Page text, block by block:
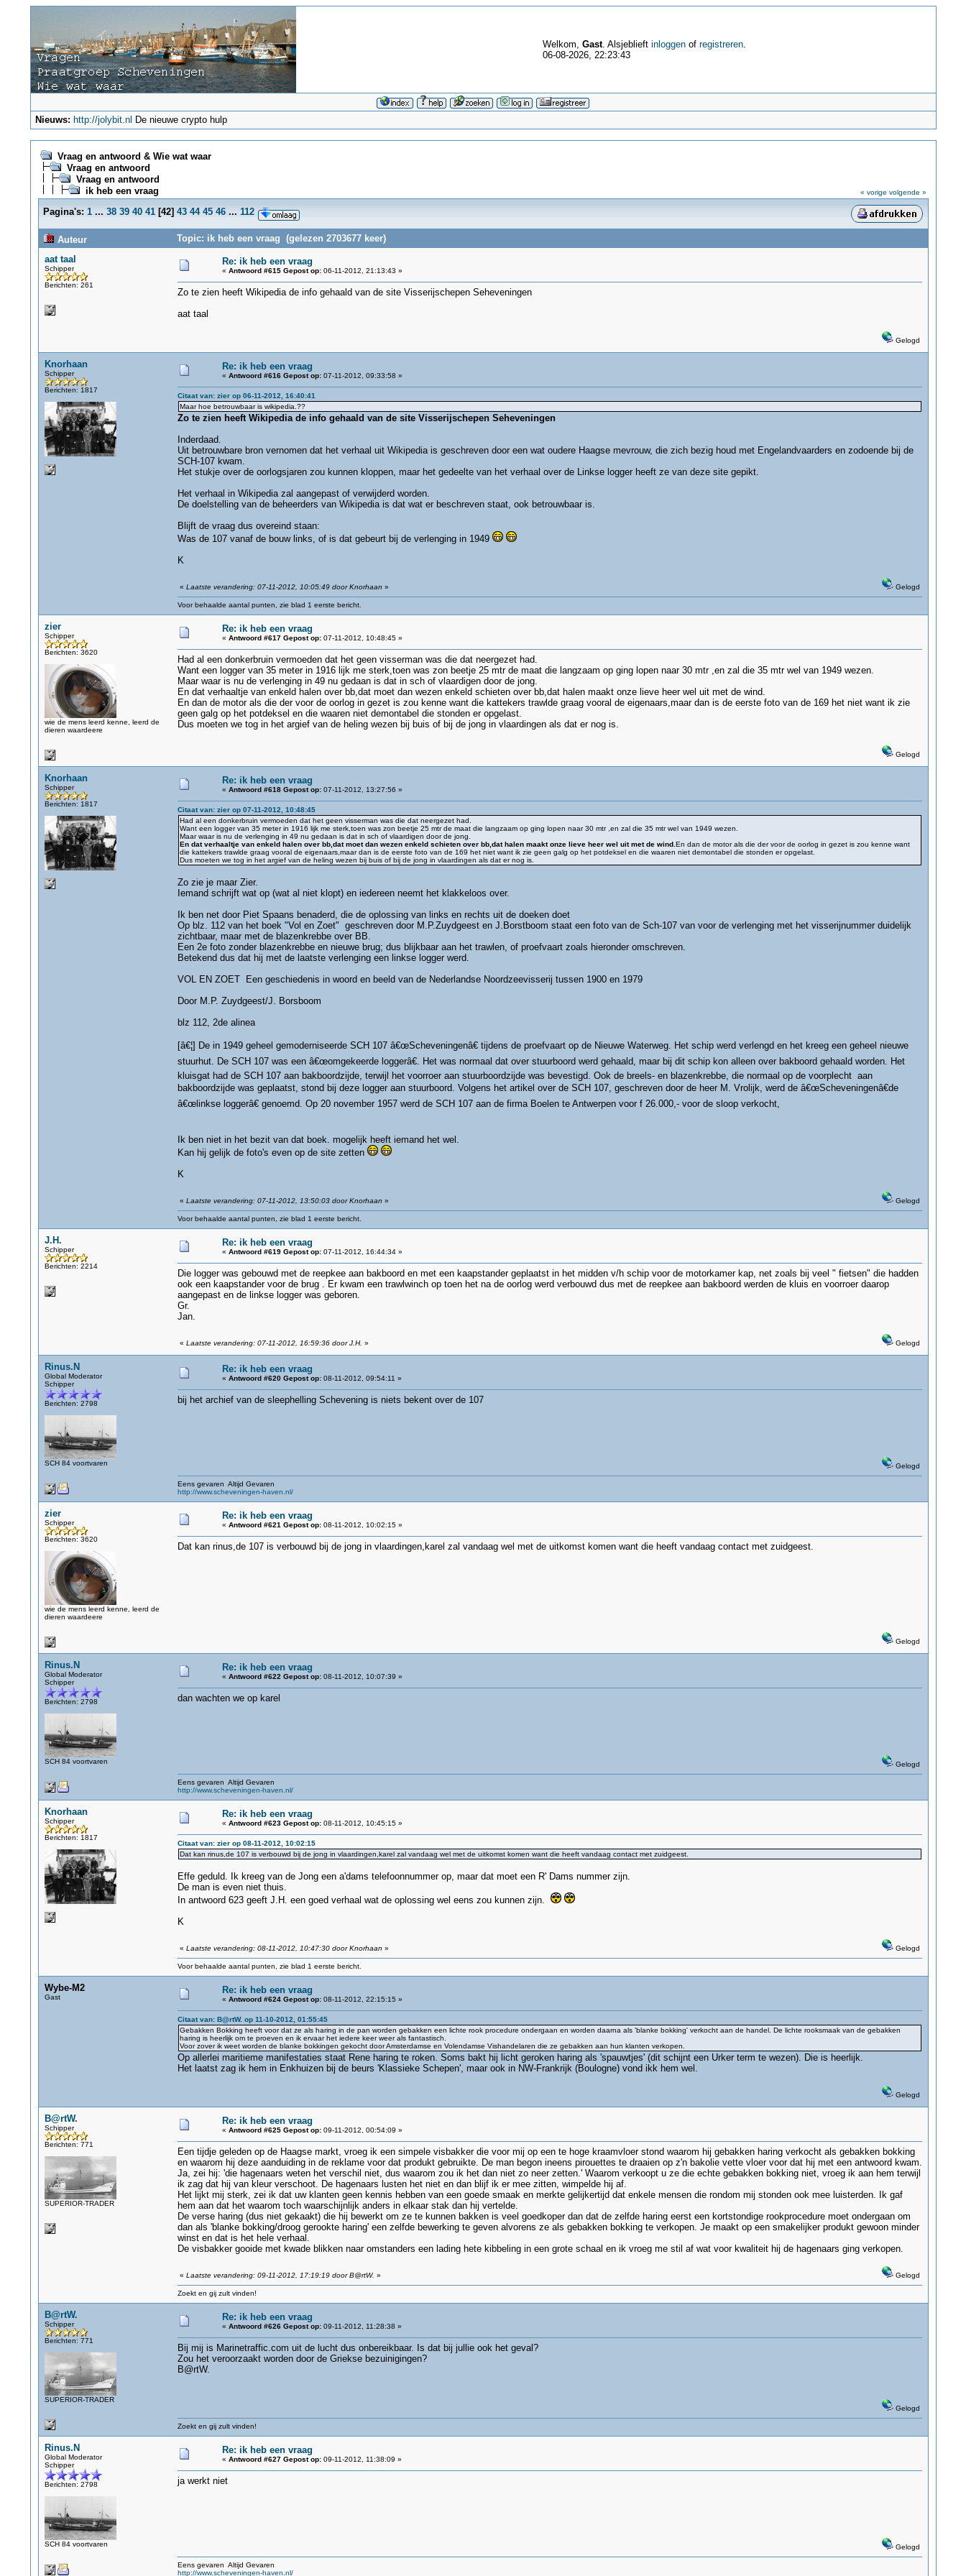
Welkom, Gast. Alsjeblieft inloggenof registreren.
06-08-2026, 22:23:43
Nieuws: http://jolybit.nl De nieuwe crypto hulp
Vraag en antwoord & Wie wat waar
Vraag en antwoord
Vraag en antwoord
ik heb een vraag
« vorige volgende »
Pagina's: 1 ... 38 39 40 41[42] 43 44 45 46 ... 112
Auteur
Topic: ik heb een vraag (gelezen 2703677 keer)
aat taal
Schipper
Berichten: 261
Re: ik heb een vraag
« Antwoord #615 Gepost op:06-11-2012, 21:13:43 »
Zo te zien heeft Wikipedia de info gehaald van de site Visserijschepen Seheveningen
aat taal
Gelogd
Knorhaan
Schipper
Berichten: 1817
Re: ik heb een vraag
« Antwoord #616 Gepost op:07-11-2012, 09:33:58 »
Citaat van: zier op 06-11-2012, 16:40:41
Maar hoe betrouwbaar is wikipedia.??
Zo te zien heeft Wikipedia de info gehaald van de site Visserijschepen Seheveningen
Inderdaad.
Uit betrouwbare bron vernomen dat het verhaal uit Wikipedia is geschreven door een wat oudere Haagse mevrouw, die zich bezig houd met Engelandvaarders en zodoende bij de
SCH-107 kwam.
Het stukje over de oorlogsjaren zou kunnen kloppen, maar het gedeelte van het verhaal over de Linkse logger heeft ze van deze site gepikt.
Het verhaal in Wikipedia zal aangepast of verwijderd worden.
De doelstelling van de beheerders van Wikipedia is dat wat er beschreven staat, ook betrouwbaar is.
Blijft de vraag dus overeind staan:
Was de 107 vanaf de bouw links, of is dat gebeurt bij de verlenging in 1949
K
« Laatste verandering: 07-11-2012, 10:05:49 door Knorhaan » Gelogd
Voor behaalde aantal punten, zie blad 1 eerste bericht.
zier
Schipper
Berichten: 3620
wie de mens leerd kenne, leerd de
dieren waardeere
Re: ik heb een vraag
« Antwoord #617 Gepost op:07-11-2012, 10:48:45 »
Had al een donkerbruin vermoeden dat het geen visserman was die dat neergezet had.
Want een logger van 35 meter in 1916 lijk me sterk,toen was zon beetje 25 mtr de maat die langzaam op ging lopen naar 30 mtr ,en zal die 35 mtr wel van 1949 wezen.
Maar waar is nu de verlenging in 49 nu gedaan is dat in sch of vlaardigen door de jong.
En dat verhaaltje van enkeld halen over bb,dat moet dan wezen enkeld schieten over bb,dat halen maakt onze lieve heer wel uit met de wind.
En dan de motor als die der voor de oorlog in gezet is zou kenne want die kattekers trawlde graag vooral de eigenaars,maar dan is de eerste foto van de 169 het niet want ik zie
geen galg op het potdeksel en die waaren niet demontabel die stonden er opgelast.
Dus moeten we tog in het argief van de heling wezen bij buis of bij de jong in vlaardingen als dat er nog is.
Gelogd
Knorhaan
Schipper
Berichten: 1817
Re: ik heb een vraag
« Antwoord #618 Gepost op:07-11-2012, 13:27:56 »
Citaat van: zier op 07-11-2012, 10:48:45
Had al een donkerbruin vermoeden dat het geen visserman was die dat neergezet had.
Want een logger van 35 meter in 1916 lijk me sterk,toen was zon beetje 25 mtr de maat die langzaam op ging lopen naar 30 mtr ,en zal die 35 mtr wel van 1949 wezen.
Maar waar is nu de verlenging in 49 nu gedaan is dat in sch of vlaardigen door de jong.
En dat verhaaltje van enkeld halen over bb,dat moet dan wezen enkeld schieten over bb,dat halen maakt onze lieve heer wel uit met de wind. En dan de motor als die der voor de oorlog in gezet is zou kenne want
die kattekers trawlde graag vooral de eigenaars,maar dan is de eerste foto van de 169 het niet want ik zie geen galg op het potdeksel en die waaren niet demontabel die stonden er opgelast.
Dus moeten we tog in het argief van de heling wezen bij buis of bij de jong in vlaardingen als dat er nog is.
Zo zie je maar Zier.
Iemand schrijft wat op (wat al niet klopt) en iedereen neemt het klakkeloos over.
Ik ben net door Piet Spaans benaderd, die de oplossing van links en rechts uit de doeken doet
Op blz. 112 van het boek "Vol en Zoet" geschreven door M.P.Zuydgeest en J.Borstboom staat een foto van de Sch-107 van voor de verlenging met het visserijnummer duidelijk
zichtbaar, maar met de blazenkrebbe over BB.
Een 2e foto zonder blazenkrebbe en nieuwe brug; dus blijkbaar aan het trawlen, of proefvaart zoals hieronder omschreven.
Betekend dus dat hij met de laatste verlenging een linkse logger werd.
VOL EN ZOET Een geschiedenis in woord en beeld van de Nederlandse Noordzeevisserij tussen 1900 en 1979
Door M.P. Zuydgeest/J. Borsboom
blz 112, 2de alinea
[â€¦] De in 1949 geheel gemoderniseerde SCH 107 â€œScheveningenâ€ tijdens de proefvaart op de Nieuwe Waterweg. Het schip werd verlengd en het kreeg een geheel nieuwe
stuurhut. De SCH 107 was een â€œomgekeerde loggerâ€. Het was normaal dat over stuurboord werd gehaald, maar bij dit schip kon alleen over bakboord gehaald worden. Het
kluisgat had de SCH 107 aan bakboordzijde, terwijl het voorroer aan stuurboordzijde was bevestigd. Ook de breels- en blazenkrebbe, die normaal op de voorplecht aan
bakboordzijde was geplaatst, stond bij deze logger aan stuurboord. Volgens het artikel over de SCH 107, geschreven door de heer M. Vrolijk, werd de â€œScheveningenâ€de
â€œlinkse loggerâ€ genoemd. Op 20 november 1957 werd de SCH 107 aan de firma Boelen te Antwerpen voor f 26.000,- voor de sloop verkocht,
Ik ben niet in het bezit van dat boek. mogelijk heeft iemand het wel.
Kan hij gelijk de foto's even op de site zetten
K
« Laatste verandering: 07-11-2012, 13:50:03 door Knorhaan » Gelogd
Voor behaalde aantal punten, zie blad 1 eerste bericht.
J.H.
Schipper
Berichten: 2214
Re: ik heb een vraag
« Antwoord #619 Gepost op:07-11-2012, 16:44:34 »
Die logger was gebouwd met de reepkee aan bakboord en met een kaapstander geplaatst in het midden v/h schip voor de motorkamer kap, net zoals bij veel " fietsen" die hadden
ook een kaapstander voor de brug . Er kwam een trawlwinch op toen het na de oorlog werd verbouwd dus met de reepkee aan bakboord werden de kluis en voorroer daarop
aangepast en de linkse logger was geboren.
Gr.
Jan.
« Laatste verandering: 07-11-2012, 16:59:36 door J.H. » Gelogd
Rinus.N
Global Moderator
Schipper
Berichten: 2798
SCH 84 voortvaren
Re: ik heb een vraag
« Antwoord #620 Gepost op:08-11-2012, 09:54:11 »
bij het archief van de sleephelling Schevening is niets bekent over de 107
Gelogd
Eens gevaren Altijd Gevaren
http://www.scheveningen-haven.nl/
zier
Schipper
Berichten: 3620
wie de mens leerd kenne, leerd de
dieren waardeere
Re: ik heb een vraag
« Antwoord #621 Gepost op:08-11-2012, 10:02:15 »
Dat kan rinus,de 107 is verbouwd bij de jong in vlaardingen,karel zal vandaag wel met de uitkomst komen want die heeft vandaag contact met zuidgeest.
Gelogd
Rinus.N
Global Moderator
Schipper
Berichten: 2798
SCH 84 voortvaren
Re: ik heb een vraag
« Antwoord #622 Gepost op:08-11-2012, 10:07:39 »
dan wachten we op karel
Gelogd
Eens gevaren Altijd Gevaren
http://www.scheveningen-haven.nl/
Knorhaan
Schipper
Berichten: 1817
Re: ik heb een vraag
« Antwoord #623 Gepost op:08-11-2012, 10:45:15 »
Citaat van: zier op 08-11-2012, 10:02:15
Dat kan rinus,de 107 is verbouwd bij de jong in vlaardingen,karel zal vandaag wel met de uitkomst komen want die heeft vandaag contact met zuidgeest.
Effe geduld. Ik kreeg van de Jong een a'dams telefoonnummer op, maar dat moet een R' Dams nummer zijn.
De man is even niet thuis.
In antwoord 623 geeft J.H. een goed verhaal wat de oplossing wel eens zou kunnen zijn.
K
« Laatste verandering: 08-11-2012, 10:47:30 door Knorhaan » Gelogd
Voor behaalde aantal punten, zie blad 1 eerste bericht.
Wybe-M2
Gast
Re: ik heb een vraag
« Antwoord #624 Gepost op:08-11-2012, 22:15:15 »
Citaat van: B@rtW. op 11-10-2012, 01:55:45
Gebakken Bokking heeft voor dat ze als haring in de pan worden gebakken een lichte rook procedure ondergaan en worden daarna als 'blanke bokking' verkocht aan de handel. De lichte rooksmaak van de gebakken
haring is heerlijk om te proeven en ik ervaar het iedere keer weer als fantastisch.
Voor zover ik weet worden de blanke bokkingen gekocht door Amsterdamse en Volendamse Vishandelaren die ze gebakken aan hun klanten verkopen.
Op allerlei maritieme manifestaties staat Rene haring te roken. Soms bakt hij licht geroken haring als 'spauwtjes' (dit schijnt een Urker term te wezen). Die is heerlijk.
Het laatst zag ik hem in Enkhuizen bij de beurs 'Klassieke Schepen', maar ook in NW-Frankrijk (Boulogne) vond ikk hem wel.
Gelogd
B@rtW.
Schipper
Berichten: 771
SUPERIOR-TRADER
Re: ik heb een vraag
« Antwoord #625 Gepost op:09-11-2012, 00:54:09 »
Een tijdje geleden op de Haagse markt, vroeg ik een simpele visbakker die voor mij op een te hoge kraamvloer stond waarom hij gebakken haring verkocht als gebakken bokking
en waarom hij deze aanduiding in de reklame voor dat produkt gebruikte. De man begon ineens pirouettes te draaien op z'n bakolie vette vloer voor dat hij met een antwoord kwam.
Ja, zei hij: 'die hagenaars weten het verschil niet, dus waarom zou ik het dan niet zo neer zetten.' Waarom verkoopt u ze die echte gebakken bokking niet, vroeg ik aan hem terwijl
ik zag dat hij van kleur verschoot. De hagenaars lusten het niet en dan blijf ik er mee zitten, wimpelde hij af.
Het lijkt mij sterk, zei ik dat uw klanten geen kennis hebben van een goede smaak en merkte gelijkertijd dat enkele mensen die rondom mij stonden ook mee luisterden. Ik gaf
hem aan dat het waarom toch waarschijnlijk anders in elkaar stak dan hij vertelde.
De verse haring (dus niet gekaakt) die hij bewerkt om ze te kunnen bakken is veel goedkoper dan dat de zelfde haring eerst een kortstondige rookprocedure moet ondergaan om
dan als 'blanke bokking/droog gerookte haring' een zelfde bewerking te geven alvorens ze als gebakken bokking te verkopen. Je maakt op een smakelijker produkt gewoon minder
winst en dat is het hele verhaal.
De visbakker gooide met kwade blikken naar omstanders een lading hete kibbeling in een grote schaal en ik vroeg me stil af wat voor kwaliteit hij de hagenaars ging verkopen.
« Laatste verandering: 09-11-2012, 17:19:19 door B@rtW. » Gelogd
Zoekt en gij zult vinden!
B@rtW.
Schipper
Berichten: 771
SUPERIOR-TRADER
Re: ik heb een vraag
« Antwoord #626 Gepost op:09-11-2012, 11:28:38 »
Bij mij is Marinetraffic.com uit de lucht dus onbereikbaar. Is dat bij jullie ook het geval?
Zou het veroorzaakt worden door de Griekse bezuinigingen?
B@rtW.
Gelogd
Zoekt en gij zult vinden!
Rinus.N
Global Moderator
Schipper
Berichten: 2798
SCH 84 voortvaren
Re: ik heb een vraag
« Antwoord #627 Gepost op:09-11-2012, 11:38:09 »
ja werkt niet
Gelogd
Eens gevaren Altijd Gevaren
http://www.scheveningen-haven.nl/